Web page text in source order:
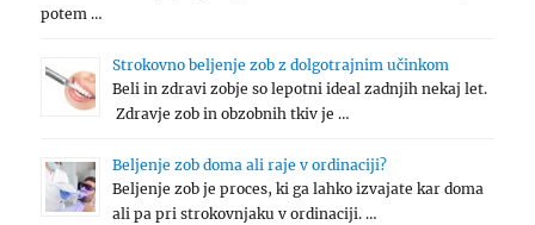
potem …
Strokovno beljenje zob z dolgotrajnim učinkom
Beli in zdravi zobje so lepotni ideal zadnjih nekaj let.
Zdravje zob in obzobnih tkiv je …
Beljenje zob doma ali raje v ordinaciji?
Beljenje zob je proces, ki ga lahko izvajate kar doma
ali pa pri strokovnjaku v ordinaciji. …